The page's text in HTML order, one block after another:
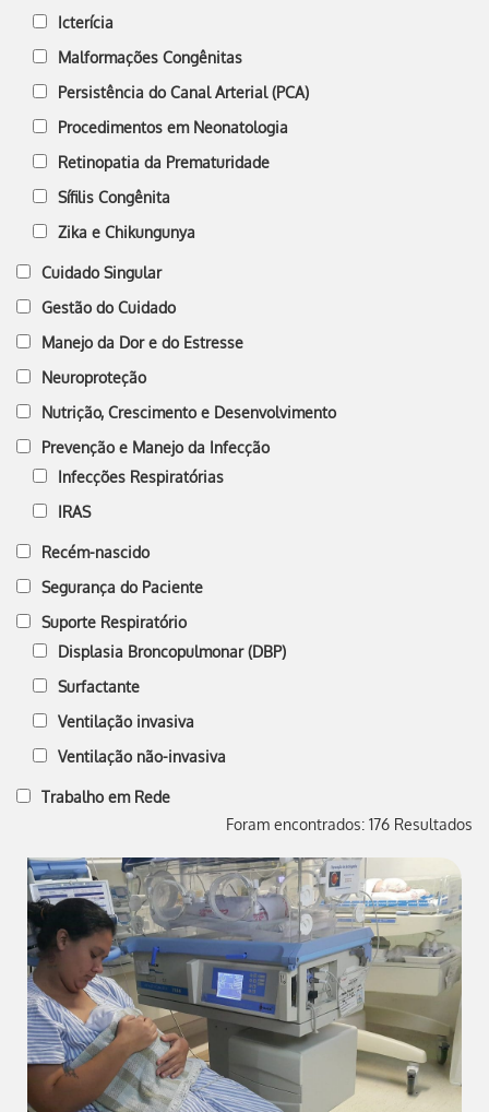
Icterícia
Malformações Congênitas
Persistência do Canal Arterial (PCA)
Procedimentos em Neonatologia
Retinopatia da Prematuridade
Sífilis Congênita
Zika e Chikungunya
Cuidado Singular
Gestão do Cuidado
Manejo da Dor e do Estresse
Neuroproteção
Nutrição, Crescimento e Desenvolvimento
Prevenção e Manejo da Infecção
Infecções Respiratórias
IRAS
Recém-nascido
Segurança do Paciente
Suporte Respiratório
Displasia Broncopulmonar (DBP)
Surfactante
Ventilação invasiva
Ventilação não-invasiva
Trabalho em Rede
Foram encontrados: 176 Resultados